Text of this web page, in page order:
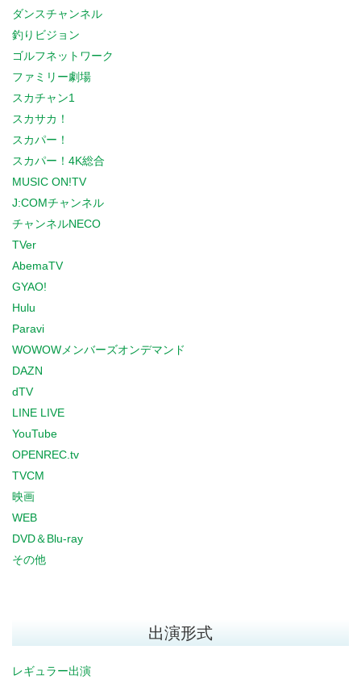
ダンスチャンネル
釣りビジョン
ゴルフネットワーク
ファミリー劇場
スカチャン1
スカサカ！
スカパー！
スカパー！4K総合
MUSIC ON!TV
J:COMチャンネル
チャンネルNECO
TVer
AbemaTV
GYAO!
Hulu
Paravi
WOWOWメンバーズオンデマンド
DAZN
dTV
LINE LIVE
YouTube
OPENREC.tv
TVCM
映画
WEB
DVD＆Blu-ray
その他
出演形式
レギュラー出演